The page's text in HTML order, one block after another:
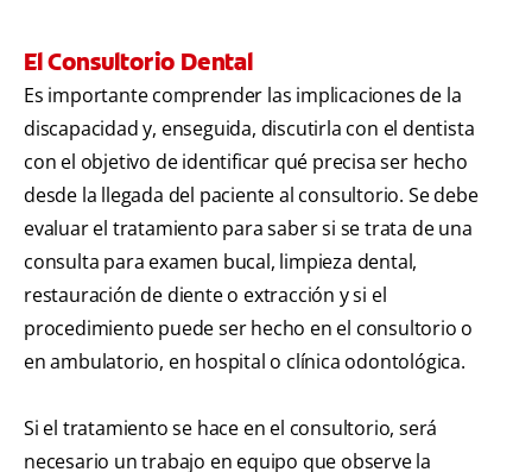
El Consultorio Dental
Es importante comprender las implicaciones de la
discapacidad y, enseguida, discutirla con el dentista
con el objetivo de identificar qué precisa ser hecho
desde la llegada del paciente al consultorio. Se debe
evaluar el tratamiento para saber si se trata de una
consulta para examen bucal, limpieza dental,
restauración de diente o extracción y si el
procedimiento puede ser hecho en el consultorio o
en ambulatorio, en hospital o clínica odontológica.
Si el tratamiento se hace en el consultorio, será
necesario un trabajo en equipo que observe la